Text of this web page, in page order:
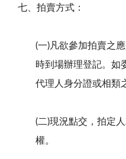
七、拍賣方式：
(一)凡欲參加拍賣之
時到場辦理登記。如
代理人身分證或相類
(二)現況點交，拍定
權。